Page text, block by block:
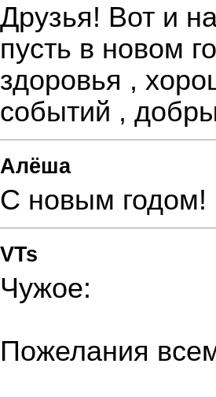
Друзья! Вот и
пусть в новом
здоровья ,
событий ,
Алёша
С новым годом!
VTs
Чужое:
Пожелания